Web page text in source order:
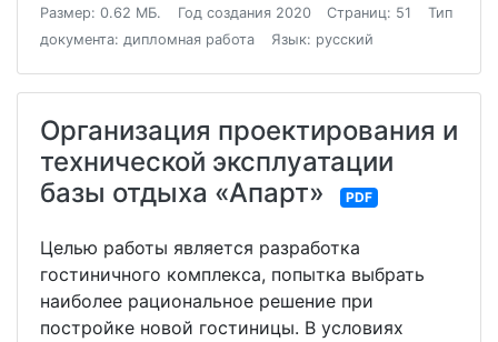
Размер: 0.62 МБ. Год создания 2020 Страниц: 51
Тип
документа: дипломная работа
Язык: русский
Организация проектирования и
технической эксплуатации
базы отдыха «Апарт»
PDF
Целью работы является разработка
гостиничного комплекса, попытка выбрать
наиболее рациональное решение при
постройке новой гостиницы. В условиях